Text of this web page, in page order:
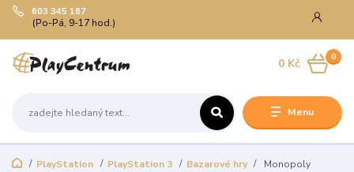
Menu
603 345 187
(Po-Pá, 9-17 hod.)
0
0 Kč
PlayStation PlayStation 3 Bazarové hry
Monopoly